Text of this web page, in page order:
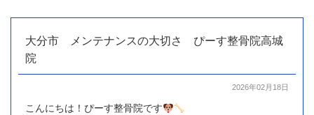
大分市 メンテナンスの大切さ ぴーす整骨院高城
院
2026年02月18日
こんにちは！ぴーす整骨院です